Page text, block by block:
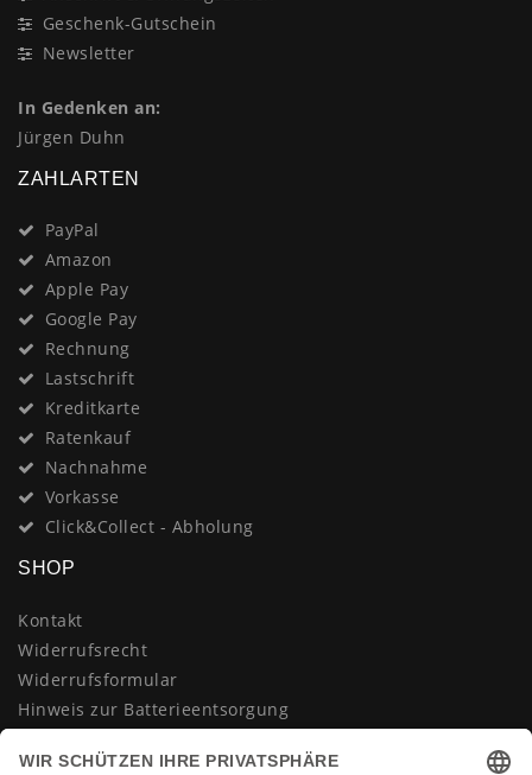
Geschenk-Gutschein
Newsletter
In Gedenken an:
Jürgen Duhn
ZAHLARTEN
PayPal
Amazon
Apple Pay
Google Pay
Rechnung
Lastschrift
Kreditkarte
Ratenkauf
Nachnahme
Vorkasse
Click&Collect - Abholung
SHOP
Kontakt
Widerrufsrecht
Widerrufsformular
Hinweis zur Batterieentsorgung
AGB